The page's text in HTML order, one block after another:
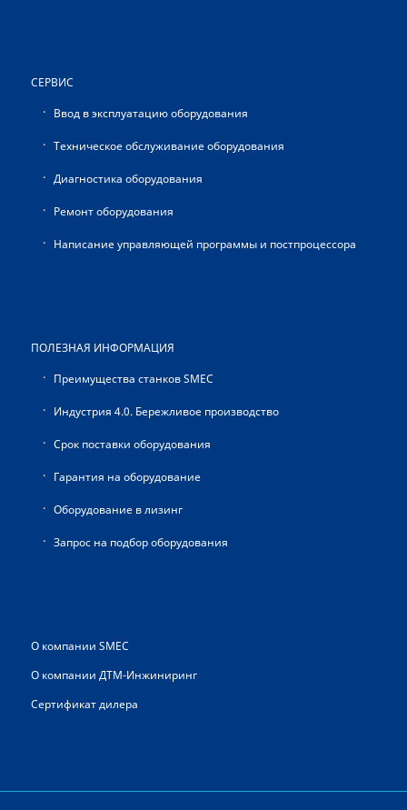
СЕРВИС
Ввод в эксплуатацию оборудования
Техническое обслуживание оборудования
Диагностика оборудования
Ремонт оборудования
Написание управляющей программы и постпроцессора
ПОЛЕЗНАЯ ИНФОРМАЦИЯ
Преимущества станков SMEC
Индустрия 4.0. Бережливое производство
Срок поставки оборудования
Гарантия на оборудование
Оборудование в лизинг
Запрос на подбор оборудования
О компании SMEC
О компании ДТМ-Инжиниринг
Сертификат дилера